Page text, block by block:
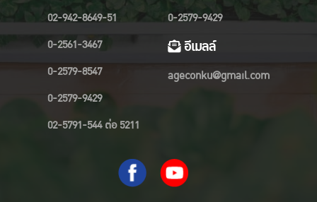
02-942-8649-51
0-2561-3467
0-2579-8547
0-2579-9429
02-5791-544 ต่อ 5211
0-2579-9429
อีเมลล์
ageconku@gmail.com